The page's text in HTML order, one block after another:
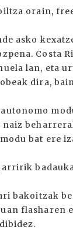
orain,
asko
Costa
lan, eta
dira,
bat ere
bakoitzak